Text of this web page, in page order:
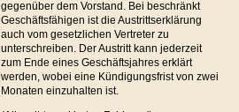
gegenüber dem Vorstand. Bei beschränkt
Geschäftsfähigen ist die Austrittserklärung
auch vom gesetzlichen Vertreter zu
unterschreiben. Der Austritt kann jederzeit
zum Ende eines Geschäftsjahres erklärt
werden, wobei eine Kündigungsfrist von zwei
Monaten einzuhalten ist.